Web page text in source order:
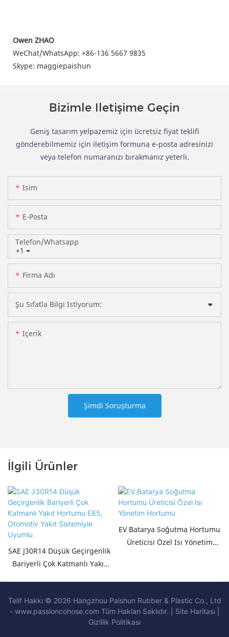
Owen ZHAO
WeChat/WhatsApp: +86-136 5667 9835
Skype: maggiepaishun
Bizimle Iletişime Geçin
Geniş tasarım yelpazemiz için ücretsiz fiyat teklifi
gönderebilmemiz için iletişim formuna e-posta adresinizi
veya telefon numaranızı bırakmanız yeterli.
Isim
E-Posta
+1
Telefon/whatsapp
Firma Adı
Şu Sıfatla Bilgi Istiyorum:
Içerik
Şimdi Soruşturma
İlgili Ürünler
SAE J30R14 Düşük Geçirgenlik
Bariyerli Çok Katmanlı Yakıt
EV Batarya Soğutma Hortumu
Üreticisi Özel Isı Yönetim
Telif Hakkı © 2026 Hangzhou Paishun Rubber & Plastic Co., Ltd
- www.passioncohose.com Tüm Hakları Saklıdır. |
Site Haritası
Gizlilik Politikası